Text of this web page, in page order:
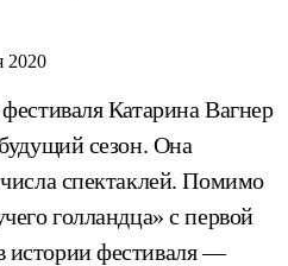
2020
Катарина Вагнер
сезон. Она
спектаклей. Помимо
голландца» с первой
фестиваля —